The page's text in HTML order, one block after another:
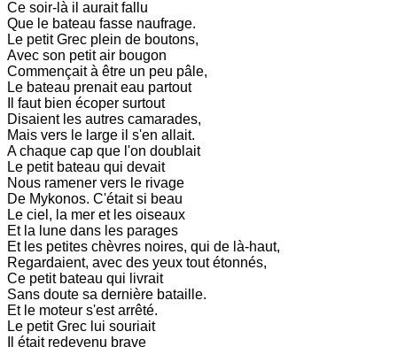
Ce soir-là il aurait fallu
Que le bateau fasse naufrage.
Le petit Grec plein de boutons,
Avec son petit air bougon
Commençait à être un peu pâle,
Le bateau prenait eau partout
Il faut bien écoper surtout
Disaient les autres camarades,
Mais vers le large il s'en allait.
A chaque cap que l'on doublait
Le petit bateau qui devait
Nous ramener vers le rivage
De Mykonos. C'était si beau
Le ciel, la mer et les oiseaux
Et la lune dans les parages
Et les petites chèvres noires, qui de là-haut,
Regardaient, avec des yeux tout étonnés,
Ce petit bateau qui livrait
Sans doute sa dernière bataille.
Et le moteur s'est arrêté.
Le petit Grec lui souriait
Il était redevenu brave